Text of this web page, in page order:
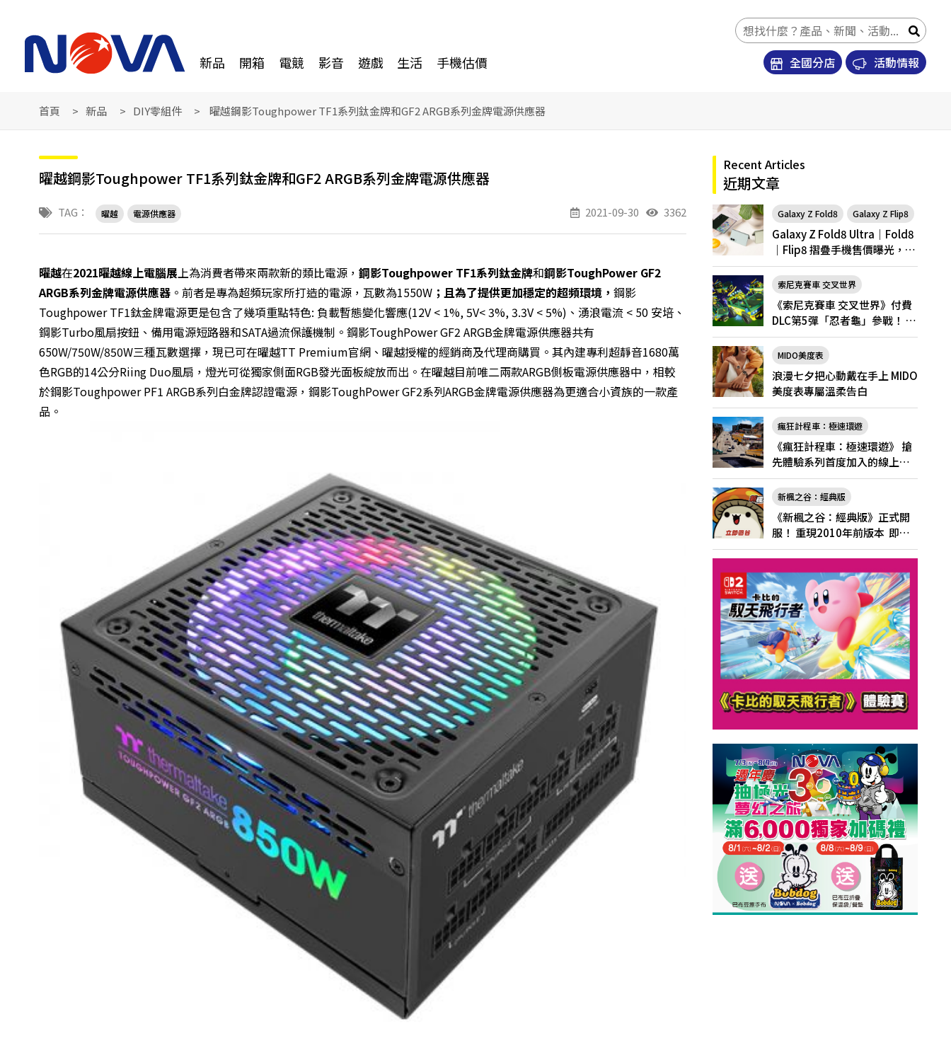
新品 開箱 電競 影音 遊戲 生活 手機估價 活動情報
全國分店
首頁 新品 DIY零組件 曜越鋼影Toughpower TF1系列鈦金牌和GF2 ARGB系列金牌電源供應器
曜越鋼影Toughpower TF1系列鈦金牌和GF2 ARGB系列金牌電源供應器
TAG： 曜越 電源供應器 2021-09-30 3362
曜越在2021曜越線上電腦展上為消費者帶來兩款新的類比電源， 鋼影Toughpower TF1系列鈦金牌和鋼影ToughPower GF2
ARGB系列金牌電源供應器。前者是專為超頻玩家所打造的電源，瓦數為1550W；且為了提供更加穩定的超頻環境， 鋼影
Toughpower TF1鈦金牌電源更是包含了幾項重點特色: 負載暫態變化響應(12V < 1%, 5V< 3%, 3.3V < 5%)、湧浪電流 < 50 安培、
鋼影Turbo風扇按鈕、備用電源短路器和SATA過流保護機制。鋼影ToughPower GF2 ARGB金牌電源供應器共有
650W/750W/850W三種瓦數選擇，現已可在曜越TT Premium官網、曜越授權的經銷商及代理商購買。其內建專利超靜音1680萬
色RGB的14公分Riing Duo風扇，燈光可從獨家側面RGB發光面板綻放而出。在曜越目前唯二兩款ARGB側板電源供應器中，相較
於鋼影Toughpower PF1 ARGB系列白金牌認證電源，鋼影ToughPower GF2系列ARGB金牌電源供應器為更適合小資族的一款產
品。
Recent Articles
近期文章
Galaxy Z Fold8 Galaxy Z Flip8
Galaxy Z Fold8 Ultra｜Fold8
｜Flip8 摺疊手機售價曝光，開
放預購
索尼克賽車 交叉世界
《索尼克賽車 交叉世界》付費
DLC第5彈「忍者龜」參戰！ 7
月31日（五）起將舉辦「忍者
龜祭典」
MIDO美度表
浪漫七夕把心動戴在手上 MIDO
美度表專屬溫柔告白
瘋狂計程車：極速環遊
《瘋狂計程車：極速環遊》 搶
先體驗系列首度加入的線上多
人遊玩！
新楓之谷：經典版
《新楓之谷：經典版》正式開
服！ 重現2010年前版本 即日
起登入領好禮